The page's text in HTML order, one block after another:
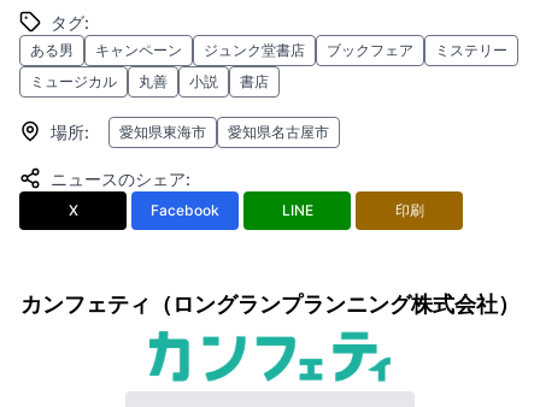
タグ:
ある男 キャンペーン ジュンク堂書店 ブックフェア
ミステリー
ミュージカル
丸善 小説 書店
場所: 愛知県東海市 愛知県名古屋市
ニュースのシェア:
X Facebook LINE 印刷
カンフェティ（ロングランプランニング株式会社）